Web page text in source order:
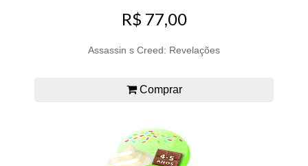
R$ 77,00
Assassin s Creed: Revelações
Comprar